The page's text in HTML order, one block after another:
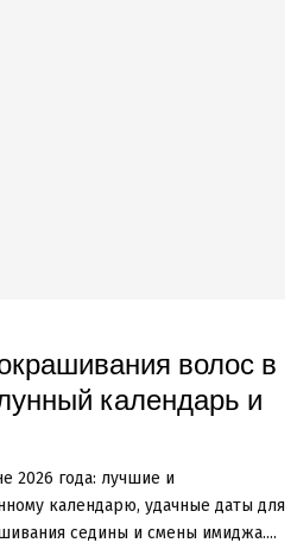
волос в
календарь и
2026 года: лучшие и
календарю, удачные даты для
седины и смены имиджа....